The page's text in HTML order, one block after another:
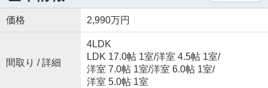
価格 2,990万円
間取り / 詳細
4LDK
LDK 17.0帖 1室/洋室 4.5帖 1室/
洋室 7.0帖 1室/洋室 6.0帖 1室/
洋室 5.0帖 1室